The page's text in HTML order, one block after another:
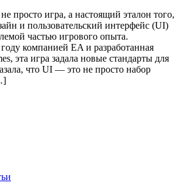
просто игра, а настоящий эталон того,
и пользовательский интерфейс (UI)
частью игрового опыта.
компанией EA и разработанная
эта игра задала новые стандарты для
что UI — это не просто набор